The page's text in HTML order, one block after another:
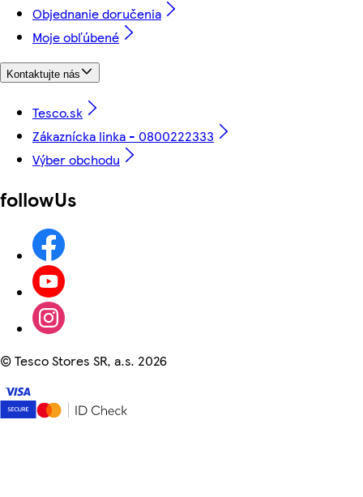
Objednanie doručenia
Moje obľúbené
Kontaktujte nás
Tesco.sk
Zákaznícka linka - 0800222333
Výber obchodu
followUs
©Tesco Stores SR, a.s. 2026